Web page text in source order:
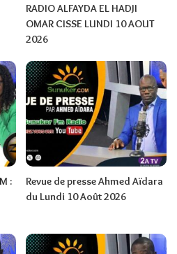
RADIO ALFAYDA EL HADJI
OMAR CISSE LUNDI 10 AOUT
2026
:
Revue de presse Ahmed Aïdara
du Lundi 10 Août 2026